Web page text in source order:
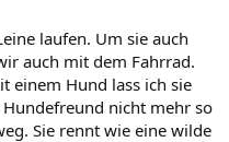
laufen. Um sie auch
auch mit dem Fahrrad.
einem Hund lass ich sie
nicht mehr so
Sie rennt wie eine wilde